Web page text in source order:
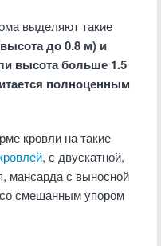
выделяют такие
до 0.8 м) и
высота больше 1.5
полноценным
кровли на такие
, с двускатной,
мансарда с выносной
смешанным упором